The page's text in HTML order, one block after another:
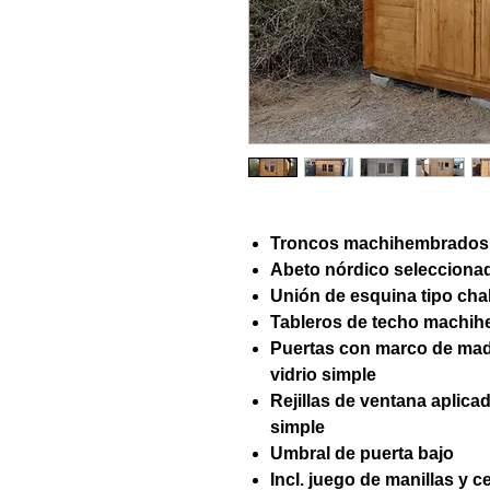
Troncos machihembrados
Abeto nórdico
Unión de esquina tipo
Tableros de techo
Puertas con marco de
vidrio simple
Rejillas de ventana
simple
Umbral de puerta bajo
Incl. juego de manillas y